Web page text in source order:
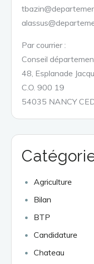
Par courrier :
Conseil
48, Esplanade
C.O. 900 19
54035 NANCY
Agriculture
Bilan
BTP
Candidature
Chateau